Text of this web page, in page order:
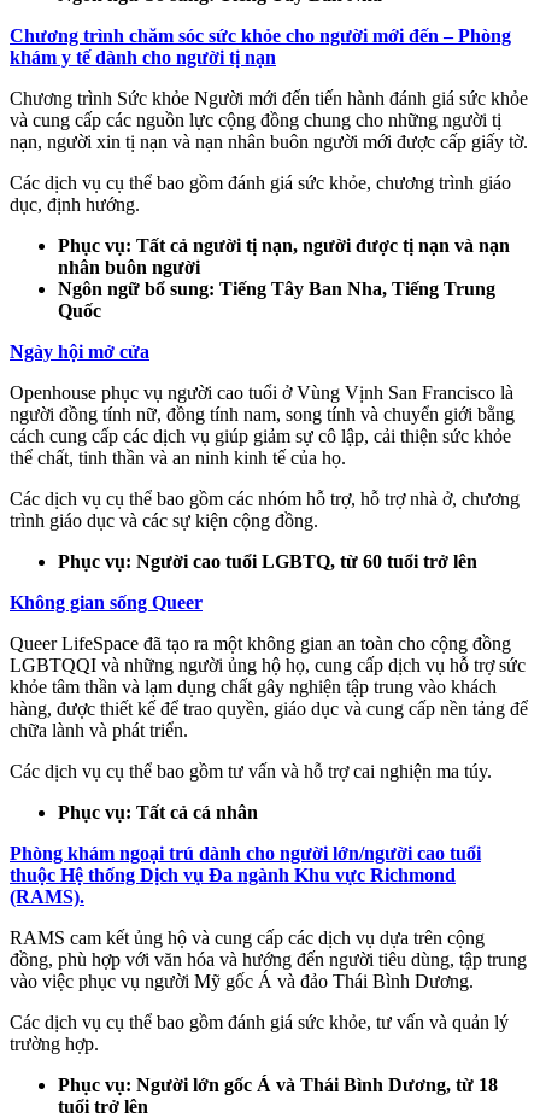
Chương trình chăm sóc sức khỏe cho người mới đến – Phòng
khám y tế dành cho người tị nạn
Chương trình Sức khỏe Người mới đến tiến hành đánh giá sức khỏe
và cung cấp các nguồn lực cộng đồng chung cho những người tị
nạn, người xin tị nạn và nạn nhân buôn người mới được cấp giấy tờ.
Các dịch vụ cụ thể bao gồm đánh giá sức khỏe, chương trình giáo
dục, định hướng.
Phục vụ: Tất cả người tị nạn, người được tị nạn và nạn
nhân buôn người
Ngôn ngữ bổ sung: Tiếng Tây Ban Nha, Tiếng Trung
Quốc
Ngày hội mở cửa
Openhouse phục vụ người cao tuổi ở Vùng Vịnh San Francisco là
người đồng tính nữ, đồng tính nam, song tính và chuyển giới bằng
cách cung cấp các dịch vụ giúp giảm sự cô lập, cải thiện sức khỏe
thể chất, tinh thần và an ninh kinh tế của họ.
Các dịch vụ cụ thể bao gồm các nhóm hỗ trợ, hỗ trợ nhà ở, chương
trình giáo dục và các sự kiện cộng đồng.
Phục vụ: Người cao tuổi LGBTQ, từ 60 tuổi trở lên
Không gian sống Queer
Queer LifeSpace đã tạo ra một không gian an toàn cho cộng đồng
LGBTQQI và những người ủng hộ họ, cung cấp dịch vụ hỗ trợ sức
khỏe tâm thần và lạm dụng chất gây nghiện tập trung vào khách
hàng, được thiết kế để trao quyền, giáo dục và cung cấp nền tảng để
chữa lành và phát triển.
Các dịch vụ cụ thể bao gồm tư vấn và hỗ trợ cai nghiện ma túy.
Phục vụ: Tất cả cá nhân
Phòng khám ngoại trú dành cho người lớn/người cao tuổi
thuộc Hệ thống Dịch vụ Đa ngành Khu vực Richmond
(RAMS).
RAMS cam kết ủng hộ và cung cấp các dịch vụ dựa trên cộng
đồng, phù hợp với văn hóa và hướng đến người tiêu dùng, tập trung
vào việc phục vụ người Mỹ gốc Á và đảo Thái Bình Dương.
Các dịch vụ cụ thể bao gồm đánh giá sức khỏe, tư vấn và quản lý
trường hợp.
Phục vụ: Người lớn gốc Á và Thái Bình Dương, từ 18
tuổi trở lên